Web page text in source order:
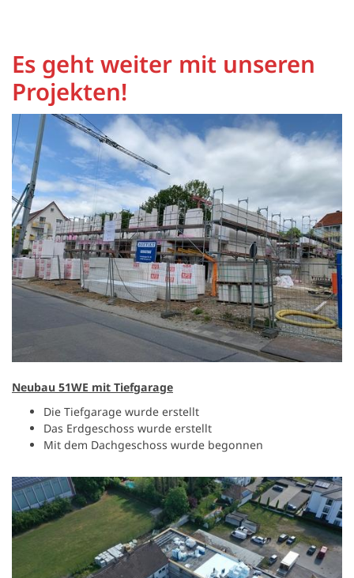
Es geht weiter mit unseren
Projekten!
Neubau 51WE mit Tiefgarage
Die Tiefgarage wurde erstellt
Das Erdgeschoss wurde erstellt
Mit dem Dachgeschoss wurde begonnen